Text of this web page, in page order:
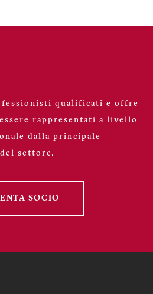
qualificati e offre
rappresentati a livello
dalla principale
settore.
SOCIO